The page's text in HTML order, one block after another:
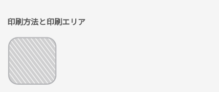
印刷方法と印刷エリア